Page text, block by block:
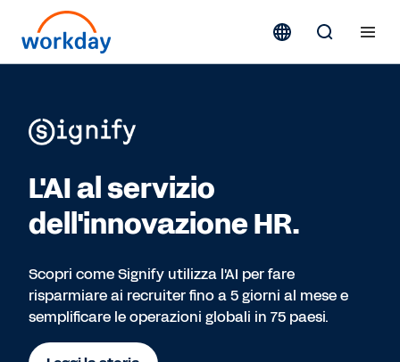
L'AI al servizio
dell'innovazione HR.
Scopri come Signify utilizza l'AI per fare
risparmiare ai recruiter fino a 5 giorni al mese e
semplificare le operazioni globali in 75 paesi.